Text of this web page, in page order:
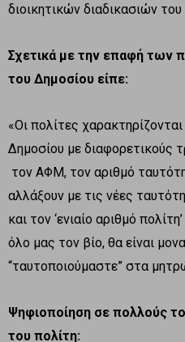
διοικητικών διαδικασιών
Σχετικά με την επαφή των
του Δημοσίου είπε:
«Οι πολίτες
Δημοσίου με
τον ΑΦΜ, τον αριθμό
αλλάξουν με τις νέες
και τον ‘ενιαίο αριθμό
όλο μας τον βίο, θα είναι
“ταυτοποιούμαστε” στα
Ψηφιοποίηση σε πολλούς
του πολίτη: